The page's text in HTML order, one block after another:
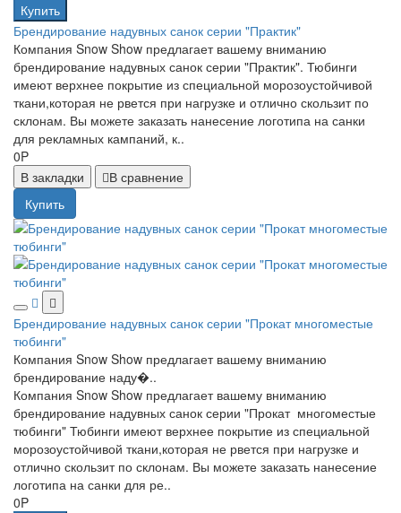
Купить
Брендирование надувных санок серии "Практик"
Компания Snow Show предлагает вашему вниманию
брендирование надувных санок серии "Практик". Тюбинги
имеют верхнее покрытие из специальной морозоустойчивой
ткани,которая не рвется при нагрузке и отлично скользит по
склонам. Вы можете заказать нанесение логотипа на санки
для рекламных кампаний, к..
0P
В закладки
В сравнение
Купить
Брендирование надувных санок серии "Прокат многоместые
тюбинги"
Компания Snow Show предлагает вашему вниманию
брендирование наду�..
Компания Snow Show предлагает вашему вниманию
брендирование надувных санок серии "Прокат многоместые
тюбинги" Тюбинги имеют верхнее покрытие из специальной
морозоустойчивой ткани,которая не рвется при нагрузке и
отлично скользит по склонам. Вы можете заказать нанесение
логотипа на санки для ре..
0P